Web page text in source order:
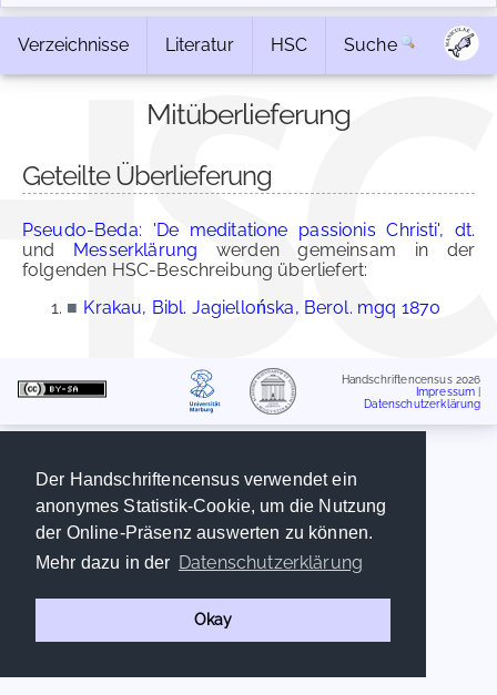
Der Handschriftencensus verwendet ein
anonymes Statistik-Cookie, um die Nutzung
der Online-Präsenz auswerten zu können.
Mehr dazu in der Datenschutzerklärung
Okay
Verzeichnisse Literatur HSC Suche
Mitüberlieferung
Geteilte Überlieferung
Pseudo-Beda: 'De meditatione passionis Christi', dt.
und Messerklärung werden gemeinsam in der
folgenden HSC-Beschreibung überliefert:
■ Krakau, Bibl. Jagiellońska, Berol. mgq 1870
Handschriftencensus 2026
Impressum
Datenschutzerklärung